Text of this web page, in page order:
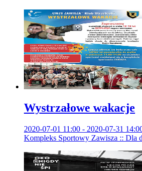
Wystrzałowe wakacje
2020-07-01 11:00 - 2020-07-31
Kompleks Sportowy Zawisza :: Dla